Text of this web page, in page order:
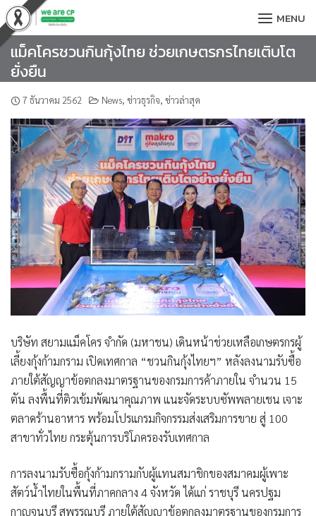
Skip
to
content
MENU
แม็คโครชวนกินกุ้งไทย ช่วยเกษตรกรไทยเติบโต
ยั่งยืน
7 ธันวาคม 2562 News, ข่าวธุรกิจ, ข่าวล่าสุด
บริษัท สยามแม็คโคร จำกัด (มหาชน) เดินหน้าช่วยเหลือเกษตรกรผู้
เลี้ยงกุ้งก้ามกราม เปิดเทศกาล “ชวนกินกุ้งไทยฯ” หลังลงนามรับซื้อ
ภายใต้สัญญาข้อตกลงมาตรฐานของกรมการค้าภายใน จำนวน 15
ตัน ลงพื้นที่ติวเข้มพัฒนาคุณภาพ แนะจัดระบบซัพพลายเชน เจาะ
ตลาดร้านอาหาร พร้อมโปรแกรมกิจกรรมส่งเสริมการขาย สู่ 100
สาขาทั่วไทย กระตุ้นการบริโภครองรับเทศกาล
การลงนามรับซื้อกุ้งก้ามกรามกับผู้แทนสมาชิกของสมาคมผู้เพาะ
สัตว์น้ำไทยในพื้นที่ภาคกลาง 4 จังหวัด ได้แก่ ราชบุรี นครปฐม
กาญจนบุรี สุพรรณบุรี ภายใต้สัญญาข้อตกลงมาตรฐานของกรมการ